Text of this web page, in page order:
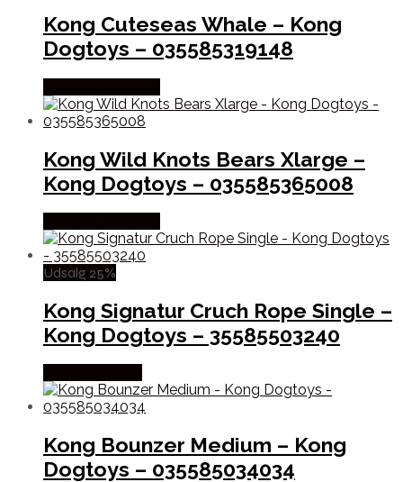
Kong Cuteseas Whale – Kong
Dogtoys – 035585319148
Kong Wild Knots Bears Xlarge –
Kong Dogtoys – 035585365008
Udsalg 25%
Kong Signatur Cruch Rope Single –
Kong Dogtoys – 35585503240
Kong Bounzer Medium – Kong
Dogtoys – 035585034034